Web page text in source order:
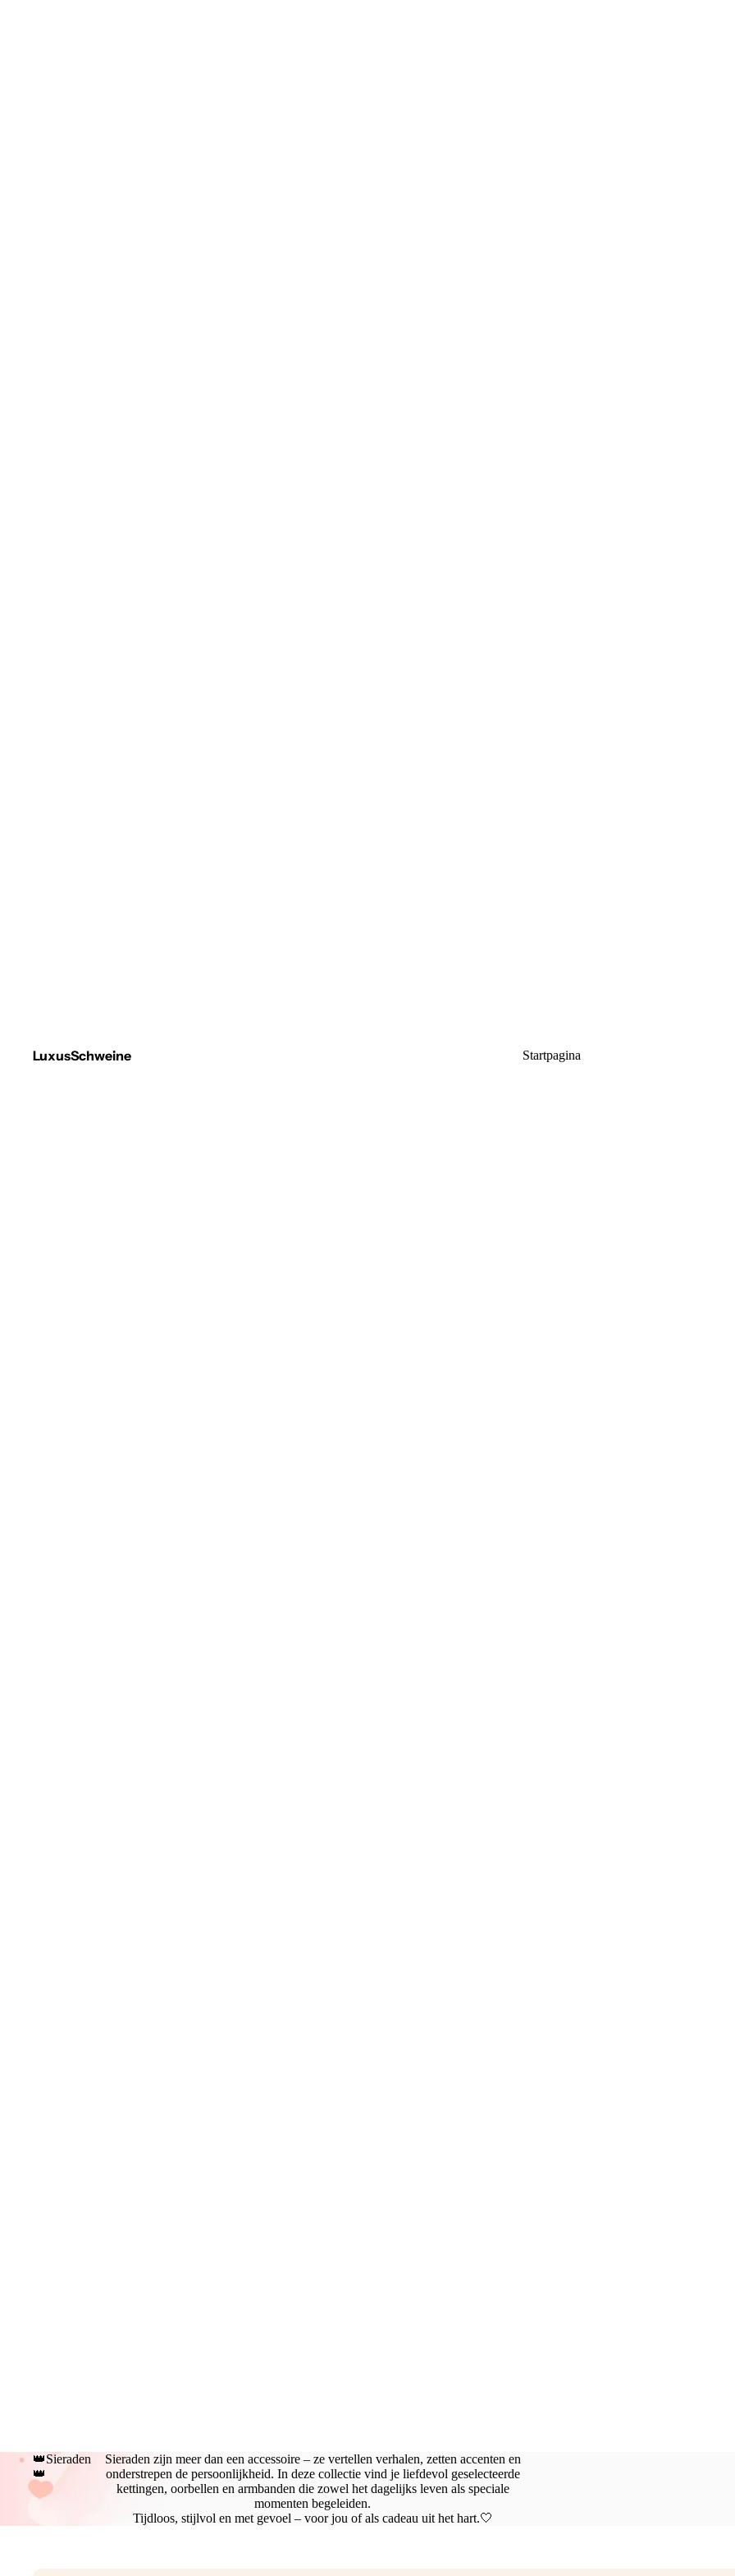
LuxusSchweine Startpagina
👑Sieraden
👑
Sieraden zijn meer dan een accessoire – ze vertellen verhalen, zetten accenten en
onderstrepen de persoonlijkheid. In deze collectie vind je liefdevol geselecteerde
kettingen, oorbellen en armbanden die zowel het dagelijks leven als speciale
momenten begeleiden.
Tijdloos, stijlvol en met gevoel – voor jou of als cadeau uit het hart.🤍